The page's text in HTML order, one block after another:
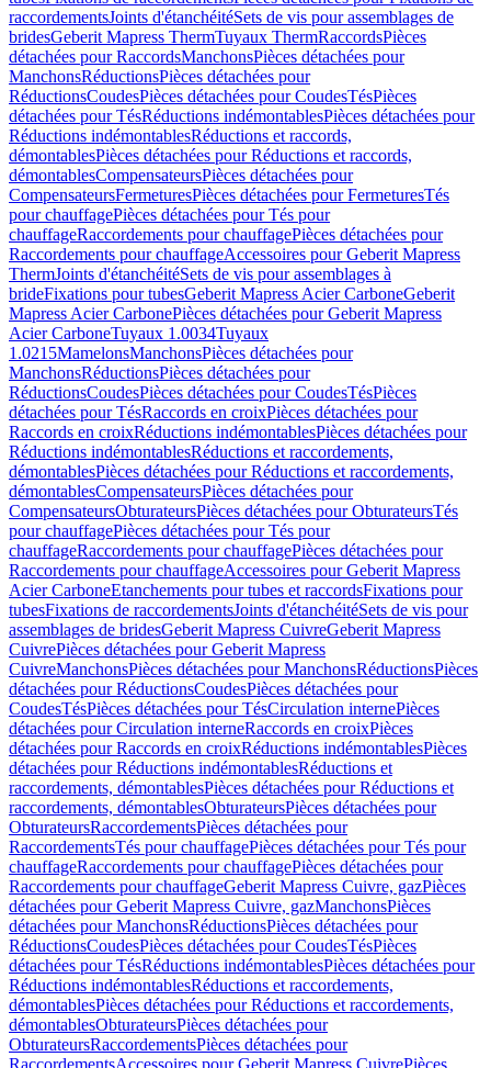
raccordementsJoints d'étanchéitéSets de vis pour assemblages de
bridesGeberit Mapress ThermTuyaux ThermRaccordsPièces
détachées pour RaccordsManchonsPièces détachées pour
ManchonsRéductionsPièces détachées pour
RéductionsCoudesPièces détachées pour CoudesTésPièces
détachées pour TésRéductions indémontablesPièces détachées pour
Réductions indémontablesRéductions et raccords,
démontablesPièces détachées pour Réductions et raccords,
démontablesCompensateursPièces détachées pour
CompensateursFermeturesPièces détachées pour FermeturesTés
pour chauffagePièces détachées pour Tés pour
chauffageRaccordements pour chauffagePièces détachées pour
Raccordements pour chauffageAccessoires pour Geberit Mapress
ThermJoints d'étanchéitéSets de vis pour assemblages à
brideFixations pour tubesGeberit Mapress Acier CarboneGeberit
Mapress Acier CarbonePièces détachées pour Geberit Mapress
Acier CarboneTuyaux 1.0034Tuyaux
1.0215MamelonsManchonsPièces détachées pour
ManchonsRéductionsPièces détachées pour
RéductionsCoudesPièces détachées pour CoudesTésPièces
détachées pour TésRaccords en croixPièces détachées pour
Raccords en croixRéductions indémontablesPièces détachées pour
Réductions indémontablesRéductions et raccordements,
démontablesPièces détachées pour Réductions et raccordements,
démontablesCompensateursPièces détachées pour
CompensateursObturateursPièces détachées pour ObturateursTés
pour chauffagePièces détachées pour Tés pour
chauffageRaccordements pour chauffagePièces détachées pour
Raccordements pour chauffageAccessoires pour Geberit Mapress
Acier CarboneEtanchements pour tubes et raccordsFixations pour
tubesFixations de raccordementsJoints d'étanchéitéSets de vis pour
assemblages de bridesGeberit Mapress CuivreGeberit Mapress
CuivrePièces détachées pour Geberit Mapress
CuivreManchonsPièces détachées pour ManchonsRéductionsPièces
détachées pour RéductionsCoudesPièces détachées pour
CoudesTésPièces détachées pour TésCirculation internePièces
détachées pour Circulation interneRaccords en croixPièces
détachées pour Raccords en croixRéductions indémontablesPièces
détachées pour Réductions indémontablesRéductions et
raccordements, démontablesPièces détachées pour Réductions et
raccordements, démontablesObturateursPièces détachées pour
ObturateursRaccordementsPièces détachées pour
RaccordementsTés pour chauffagePièces détachées pour Tés pour
chauffageRaccordements pour chauffagePièces détachées pour
Raccordements pour chauffageGeberit Mapress Cuivre, gazPièces
détachées pour Geberit Mapress Cuivre, gazManchonsPièces
détachées pour ManchonsRéductionsPièces détachées pour
RéductionsCoudesPièces détachées pour CoudesTésPièces
détachées pour TésRéductions indémontablesPièces détachées pour
Réductions indémontablesRéductions et raccordements,
démontablesPièces détachées pour Réductions et raccordements,
démontablesObturateursPièces détachées pour
ObturateursRaccordementsPièces détachées pour
RaccordementsAccessoires pour Geberit Mapress CuivrePièces